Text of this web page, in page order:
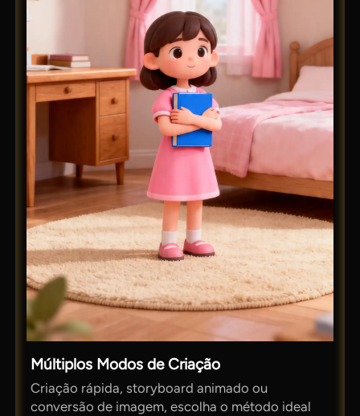
Múltiplos Modos de Criação
Criação rápida, storyboard animado ou
conversão de imagem, escolha o método ideal